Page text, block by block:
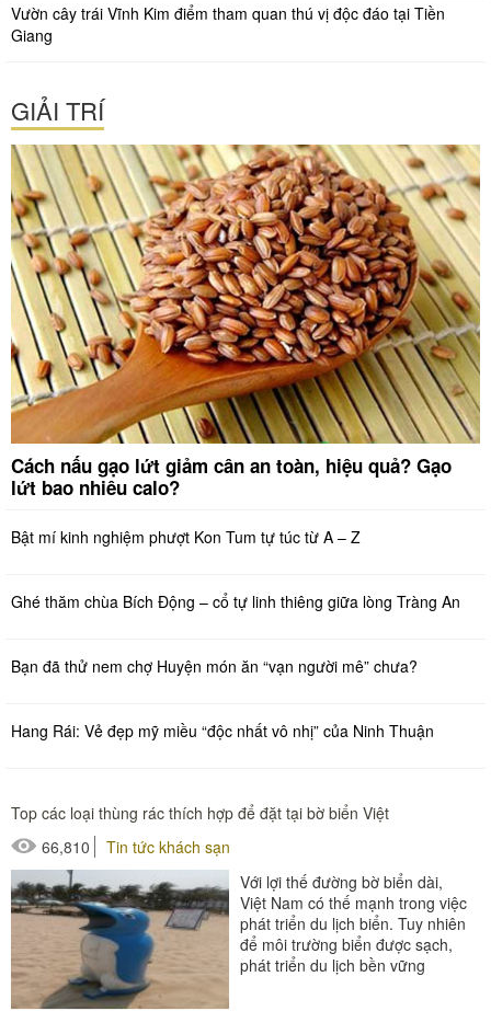
Vườn cây trái Vĩnh Kim điểm tham quan thú vị độc đáo tại Tiền
Giang
GIẢI TRÍ
Cách nấu gạo lứt giảm cân an toàn, hiệu quả? Gạo
lứt bao nhiêu calo?
Bật mí kinh nghiệm phượt Kon Tum tự túc từ A – Z
Ghé thăm chùa Bích Động – cổ tự linh thiêng giữa lòng Tràng An
Bạn đã thử nem chợ Huyện món ăn “vạn người mê” chưa?
Hang Rái: Vẻ đẹp mỹ miều “độc nhất vô nhị” của Ninh Thuận
Top các loại thùng rác thích hợp để đặt tại bờ biển Việt
66,810
Tin tức khách sạn
Với lợi thế đường bờ biển dài,
Việt Nam có thế mạnh trong việc
phát triển du lịch biển. Tuy nhiên
để môi trường biển được sạch,
phát triển du lịch bền vững